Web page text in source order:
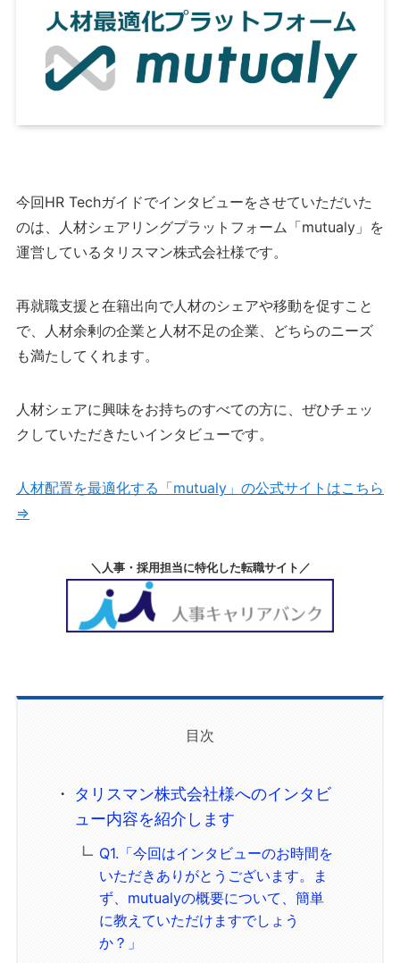
今回HR Techガイドでインタビューをさせていただいた
のは、人材シェアリングプラットフォーム「mutualy」を
運営しているタリスマン株式会社様です。
再就職支援と在籍出向で人材のシェアや移動を促すこと
で、人材余剰の企業と人材不足の企業、どちらのニーズ
も満たしてくれます。
人材シェアに興味をお持ちのすべての方に、ぜひチェッ
クしていただきたいインタビューです。
人材配置を最適化する「mutualy」の公式サイトはこちら
⇒
＼人事・採用担当に特化した転職サイト／
目次
タリスマン株式会社様へのインタビ
ュー内容を紹介します
Q1.「今回はインタビューのお時間を
いただきありがとうございます。ま
ず、mutualyの概要について、簡単
に教えていただけますでしょう
か？」